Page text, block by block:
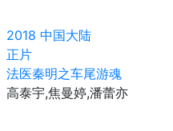
2018 中国大陆
正片
法医秦明之车尾游魂
高泰宇,焦曼婷,潘蕾亦